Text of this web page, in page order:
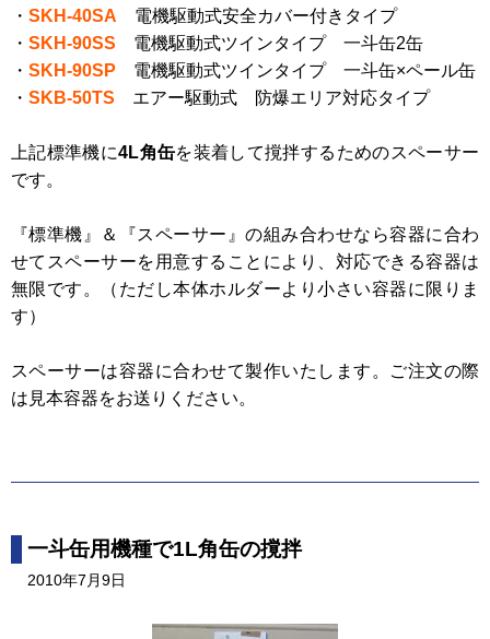
・ SKH-40SA 電機駆動式安全カバー付きタイプ
・ SKH-90SS 電機駆動式ツインタイプ 一斗缶2缶
・ SKH-90SP 電機駆動式ツインタイプ 一斗缶×ペール缶
・ SKB-50TS エアー駆動式 防爆エリア対応タイプ
上記標準機に4L角缶を装着して撹拌するためのスペーサー
です。
『標準機』＆『スペーサー』の組み合わせなら容器に合わ
せてスペーサーを用意することにより、対応できる容器は
無限です。（ただし本体ホルダーより小さい容器に限りま
す）
スペーサーは容器に合わせて製作いたします。ご注文の際
は見本容器をお送りください。
一斗缶用機種で1L角缶の撹拌
2010年7月9日